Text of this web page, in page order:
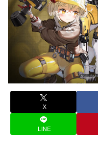
X
LINE